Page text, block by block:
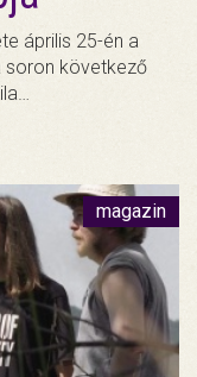
április 25-én a
soron következő
magazin